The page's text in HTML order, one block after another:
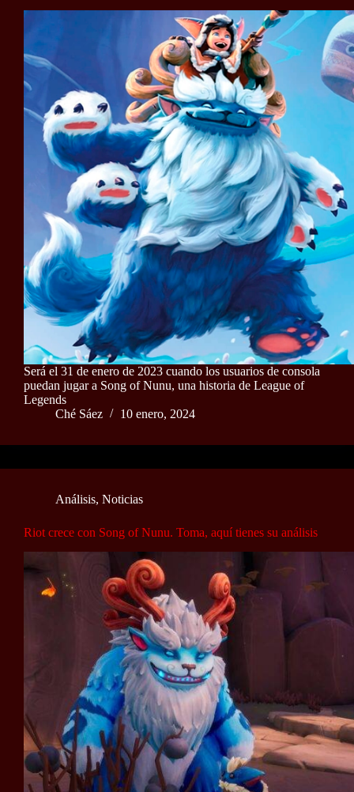
Será el 31 de enero de 2023 cuando los usuarios de consola
puedan jugar a Song of Nunu, una historia de League of
Legends
Ché Sáez
10 enero, 2024
Análisis, Noticias
Riot crece con Song of Nunu. Toma, aquí tienes su análisis